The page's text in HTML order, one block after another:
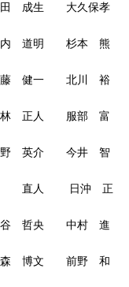
保孝
本 熊
川 裕
部 富
井 智
沖 正
村 進
野 和